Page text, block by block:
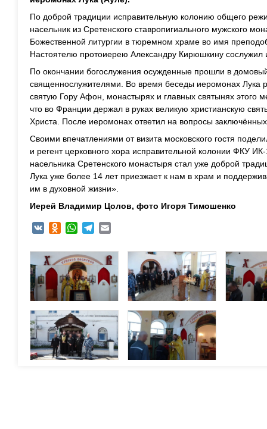
По доброй традиции исправительную колонию общего
насельник из Сретенского ставропигиального мужского
Божественной литургии в тюремном храме во имя
Настоятелю протоиерею Александру Кирюшкину сослужил
По окончании богослужения осужденные прошли в
священнослужителями. Во время беседы иеромонах Лука
святую Гору Афон, монастырях и главных святынях этого
что во Франции держал в руках великую христианскую
Христа. После иеромонах ответил на вопросы
Своими впечатлениями от визита московского гостя
и регент церковного хора исправительной колонии ФКУ
насельника Сретенского монастыря стал уже доброй
Лука уже более 14 лет приезжает к нам в храм и
им в духовной жизни».
Иерей Владимир Цолов, фото Игоря Тимошенко
VK Odnoklassniki
WhatsAppTelegram